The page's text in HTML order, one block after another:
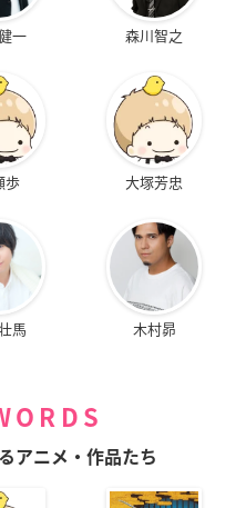
一 森川智之
歩 大塚芳忠
馬 木村昴
アニメ・作品たち